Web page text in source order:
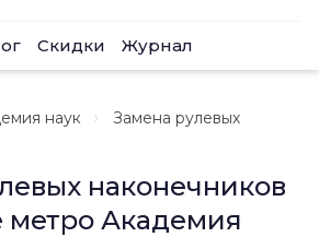
Скидки Журнал
наук
Замена рулевых
наконечников
метро Академия